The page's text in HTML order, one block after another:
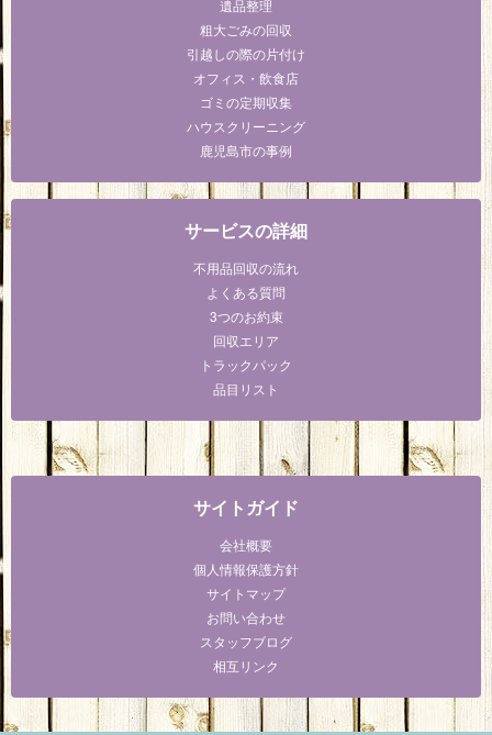
遺品整理
粗大ごみの回収
引越しの際の片付け
オフィス・飲食店
ゴミの定期収集
ハウスクリーニング
鹿児島市の事例
サービスの詳細
不用品回収の流れ
よくある質問
3つのお約束
回収エリア
トラックパック
品目リスト
サイトガイド
会社概要
個人情報保護方針
サイトマップ
お問い合わせ
スタッフブログ
相互リンク